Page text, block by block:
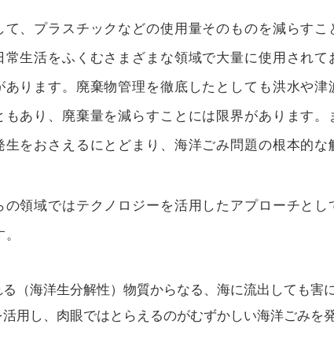
、プラスチックなどの使用量そのものを減らすこ
常生活をふくむさまざまな領域で大量に使用されて
ります。廃棄物管理を徹底したとしても洪水や
あり、廃棄量を減らすことには限界があります
をおさえるにとどまり、海洋ごみ問題の根本的な
の領域ではテクノロジーを活用したアプローチと
（海洋生分解性）物質からなる、海に流出しても害
用し、肉眼ではとらえるのがむずかしい海洋ごみを